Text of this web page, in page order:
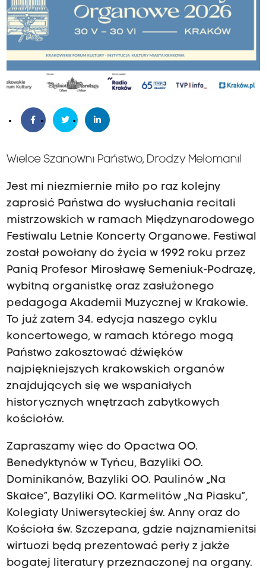
Wielce Szanowni Państwo, Drodzy Melomani!
Jest mi niezmiernie miło po raz kolejny
zaprosić Państwa do wysłuchania recitali
mistrzowskich w ramach Międzynarodowego
Festiwalu Letnie Koncerty Organowe. Festiwal
został powołany do życia w 1992 roku przez
Panią Profesor Mirosławę Semeniuk-Podrazę,
wybitną organistkę oraz zasłużonego
pedagoga Akademii Muzycznej w Krakowie.
To już zatem 34. edycja naszego cyklu
koncertowego, w ramach którego mogą
Państwo zakosztować dźwięków
najpiękniejszych krakowskich organów
znajdujących się we wspaniałych
historycznych wnętrzach zabytkowych
kościołów.
Zapraszamy więc do Opactwa OO.
Benedyktynów w Tyńcu, Bazyliki OO.
Dominikanów, Bazyliki OO. Paulinów „Na
Skałce”, Bazyliki OO. Karmelitów „Na Piasku”,
Kolegiaty Uniwersyteckiej św. Anny oraz do
Kościoła św. Szczepana, gdzie najznamienitsi
wirtuozi będą prezentować perły z jakże
bogatej literatury przeznaczonej na organy.